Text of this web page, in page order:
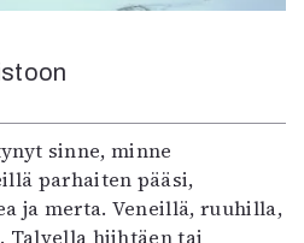
sinne, minne
parhaiten pääsi,
ja merta. Veneillä, ruuhilla,
hiihtäen tai